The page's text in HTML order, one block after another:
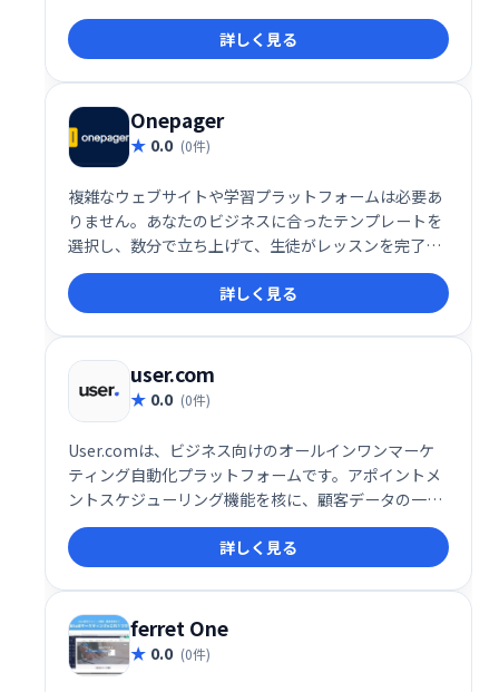
簡単に管理・販売できます。堅牢で洗練されたシステ
ムを、手頃な価格で提供。あなたの才能を収益化し、
ビジネスを成長させましょう！
詳しく見る
Onepager
0.0 (0件)
複雑なウェブサイトや学習プラットフォームは必要あ
りません。あなたのビジネスに合ったテンプレートを
選択し、数分で立ち上げて、生徒がレッスンを完了
し、より良い結果を得て、学習体験を愛するのを手伝
ってください。
詳しく見る
user.com
0.0 (0件)
User.comは、ビジネス向けのオールインワンマーケ
ティング自動化プラットフォームです。アポイントメ
ントスケジューリング機能を核に、顧客データの一元
管理でエンゲージメントとコンバージョン率向上を実
現します。様々なコミュニケーションチャネルを統合
し、効率的な顧客接点を促進。予約スケジュールの最
適化で、ビジネス成長を支援します。
詳しく見る
ferret One
0.0 (0件)